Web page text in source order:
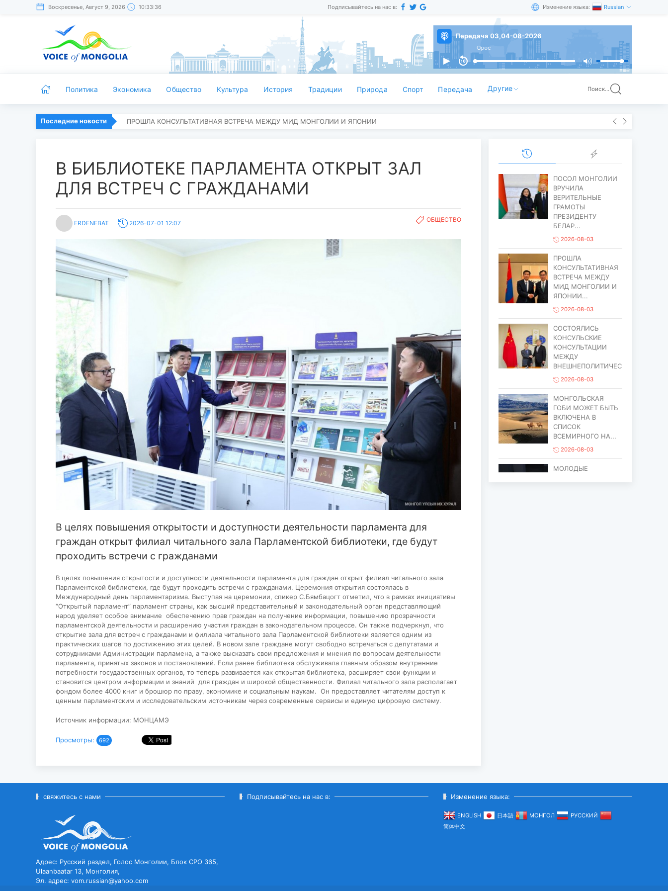
Воскресенье, Август 9, 2026 10:33:37 Подписывайтесь на нас в: Изменение языка: Russian
Передача 03,04-08-2026
Политика Экономика Общество Kультура История Традиции Природа Спорт Передача Другие Поиск...
Последние новости ПРОШЛА КОНСУЛЬТАТИВНАЯ ВСТРЕЧА МЕЖДУ МИД МОНГОЛИИ И ЯПОНИИ
В БИБЛИОТЕКЕ ПАРЛАМЕНТА ОТКРЫТ ЗАЛ
ДЛЯ ВСТРЕЧ С ГРАЖДАНАМИ
ERDENEBAT 2026-07-01 12:07 ОБЩЕСТВО
В целях повышения открытости и доступности деятельности парламента для
граждан открыт филиал читального зала Парламентской библиотеки, где будут
проходить встречи с гражданами
В целях повышения открытости и доступности деятельности парламента для граждан открыт филиал читального зала
Парламентской библиотеки, где будут проходить встречи с гражданами. Церемония открытия состоялась в
Международный день парламентаризма. Выступая на церемонии, спикер С.Бямбацогт отметил, что в рамках инициативы
“Открытый парламент” парламент страны, как высший представительный и законодательный орган представляющий
народ уделяет особое внимание обеспечению прав граждан на получение информации, повышению прозрачности
парламентской деятельности и расширению участия граждан в законодательном процессе. Он также подчеркнул, что
открытие зала для встреч с гражданами и филиала читального зала Парламентской библиотеки является одним из
практических шагов по достижению этих целей. В новом зале граждане могут свободно встречаться с депутатами и
сотрудниками Администрации парламена, а также высказать свои предложения и мнения по вопросам деятельности
парламента, принятых законов и постановлений. Если ранее библиотека обслуживала главным образом внутренние
потребности государственных органов, то теперь развивается как открытая библиотека, расширяет свои функции и
становится центром информации и знаний для граждан и широкой общественности. Филиал читального зала располагает
фондом более 4000 книг и брошюр по праву, экономике и социальным наукам. Он предоставляет читателям доступ к
ценным парламентским и исследовательским источникам через современные сервисы и единую цифровую систему.
Источник информации: МОНЦАМЭ
Просмотры: 692
ПОСОЛ МОНГОЛИИ
ВРУЧИЛА
ВЕРИТЕЛЬНЫЕ
ГРАМОТЫ
ПРЕЗИДЕНТУ
БЕЛАР...
2026-08-03
ПРОШЛА
КОНСУЛЬТАТИВНАЯ
ВСТРЕЧА МЕЖДУ
МИД МОНГОЛИИ И
ЯПОНИИ...
2026-08-03
СОСТОЯЛИСЬ
КОНСУЛЬСКИЕ
КОНСУЛЬТАЦИИ
МЕЖДУ
ВНЕШНЕПОЛИТИЧЕСИМ...
2026-08-03
МОНГОЛЬСКАЯ
ГОБИ МОЖЕТ БЫТЬ
ВКЛЮЧЕНА В
СПИСОК
ВСЕМИРНОГО НА...
2026-08-03
МОЛОДЫЕ
ЕАЭС...
свяжитесь с нами
Адрес: Русский раздел, Голос Монголии, Блок CPO 365,
Ulaanbaatar 13, Монголия,
Эл. адрес: vom.russian@yahoo.com
Подписывайтесь на нас в: Изменение языка:
ENGLISH 日本語 МОНГОЛ
РУССКИЙ
简体中文